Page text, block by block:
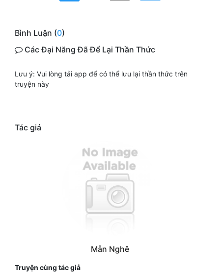
Điền Văn
Bình Luận (0)
Các Đại Năng Đã Để Lại Thần Thức
Lưu ý: Vui lòng tải app để có thể lưu lại thần thức trên
truyện này
Tác giả
Mẫn Nghê
Truyện cùng tác giả